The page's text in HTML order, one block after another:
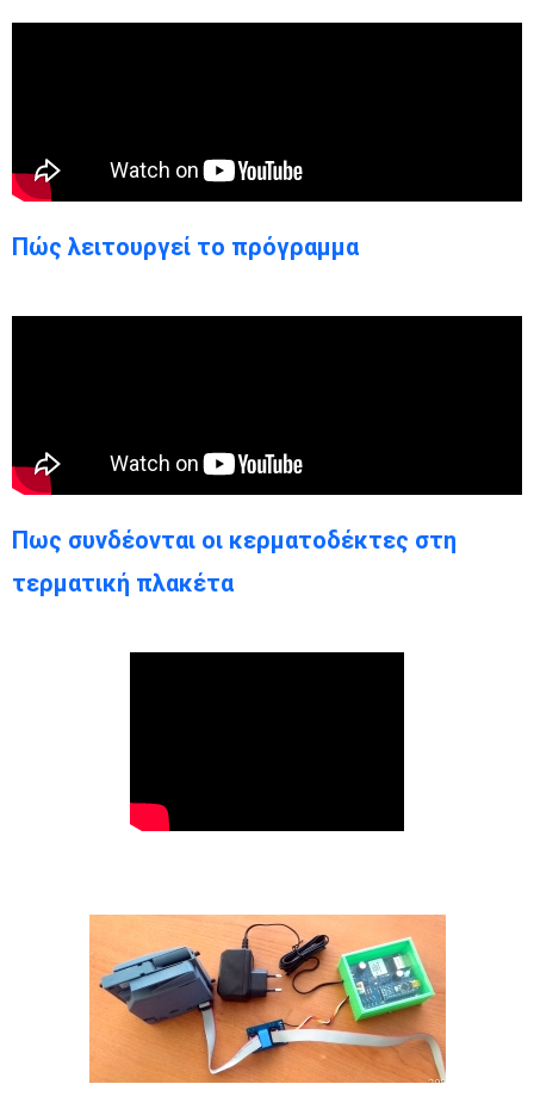
Πώς λειτουργεί το πρόγραμμα
Πως συνδέονται οι κερματοδέκτες στη
τερματική πλακέτα